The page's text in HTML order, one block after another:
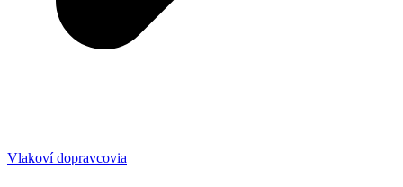
Vlakoví dopravcovia